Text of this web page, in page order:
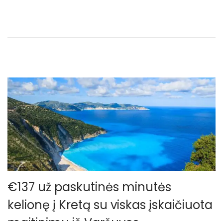
o
€137 už paskutinės minutės
kelionę į Kretą su viskas įskaičiuota